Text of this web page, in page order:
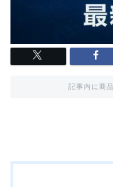
記事内に商